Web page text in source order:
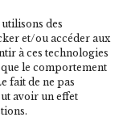
des
et/ou accéder aux
à ces technologies
le comportement
fait de ne pas
avoir un effet